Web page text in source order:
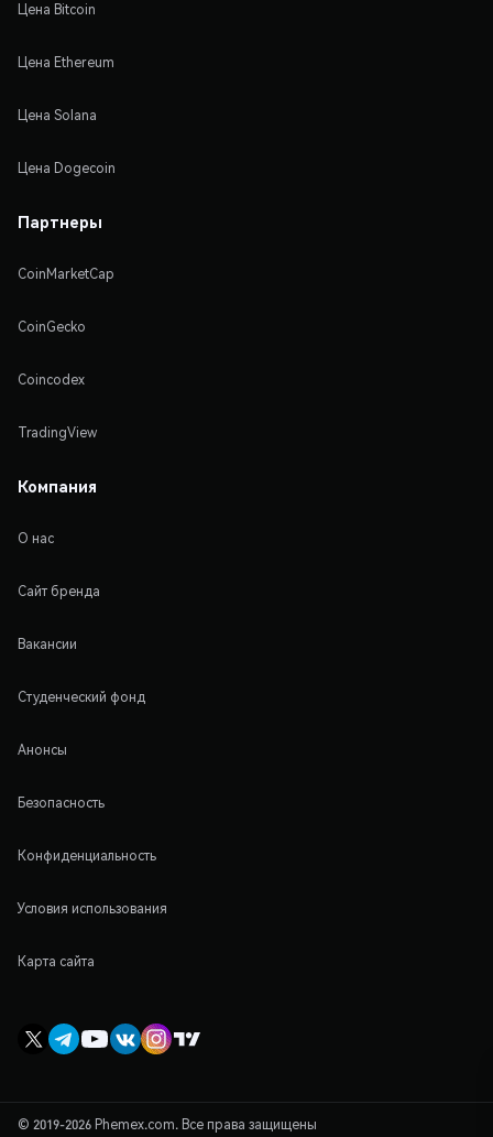
Цена Bitcoin
Цена Ethereum
Цена Solana
Цена Dogecoin
Партнеры
CoinMarketCap
CoinGecko
Coincodex
TradingView
Компания
О нас
Сайт бренда
Вакансии
Студенческий фонд
Анонсы
Безопасность
Конфиденциальность
Условия использования
Карта сайта
© 2019-2026 Phemex.com. Все права защищены